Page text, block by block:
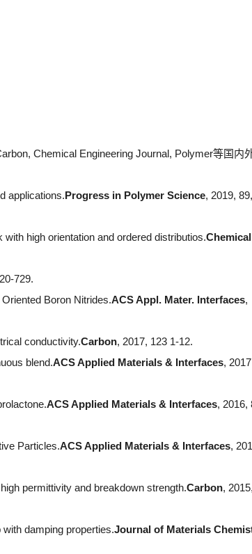
Chemical Engineering Journal, Polymer等国内
applications.Progress in Polymer Science, 2019, 89,
high orientation and ordered distributios.Chemical
729.
Boron Nitrides.ACS Appl. Mater. Interfaces,
conductivity.Carbon, 2017, 123 1-12.
blend.ACS Applied Materials & Interfaces,
ACS Applied Materials & Interfaces, 2016,
Particles.ACS Applied Materials & Interfaces,
permittivity and breakdown strength.Carbon,
damping properties.Journal of Materials